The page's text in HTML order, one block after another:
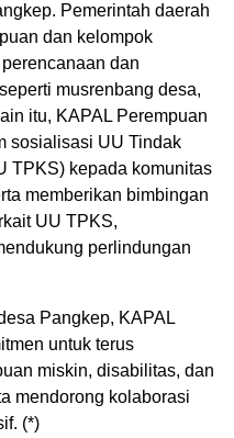
Pemerintah daerah
dan kelompok
dan
musrenbang desa,
itu, KAPAL Perempuan
sosialisasi UU Tindak
TPKS) kepada komunitas
memberikan bimbingan
UU TPKS,
perlindungan
Pangkep, KAPAL
untuk terus
miskin, disabilitas, dan
mendorong kolaborasi
(*)